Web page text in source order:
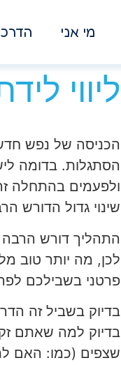
מי אני
ליווי
הכניסה של נפש
הסתגלות. בדומה
ולפעמים בהתחלה
שינוי גדול הדורש
התהליך דורש הרבה
לכן, מה יותר טוב
פרטני בשבילכם
בדיוק בשביל זה
בדיוק למה שאתם
שצפים (כמו: האם